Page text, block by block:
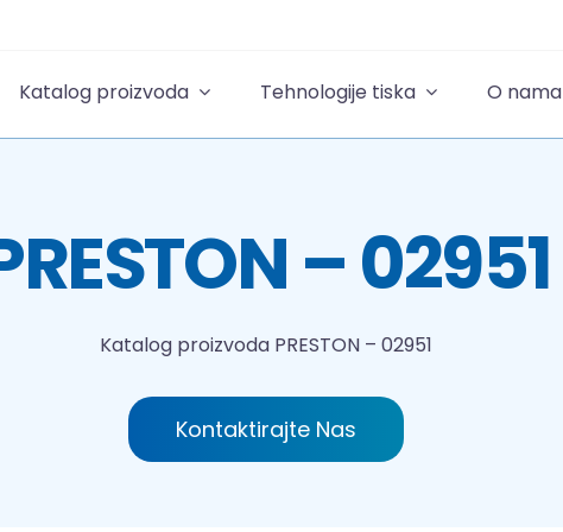
Katalog proizvoda Tehnologije tiska O nama
– 02951
Katalog proizvoda PRESTON – 02951
Kontaktirajte Nas